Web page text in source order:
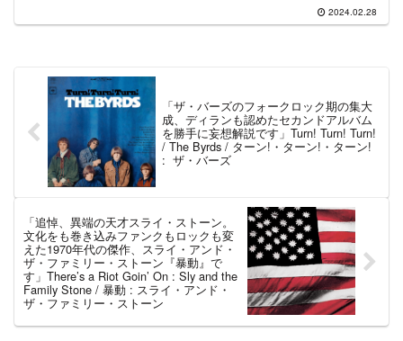
2024.02.28
「ザ・バーズのフォークロック期の集大
成、ディランも認めたセカンドアルバム
を勝手に妄想解説です」Turn! Turn! Turn!
/ The Byrds / ターン!・ターン!・ターン!
: ザ・バーズ
「追悼、異端の天才スライ・ストーン。
文化をも巻き込みファンクもロックも変
えた1970年代の傑作、スライ・アンド・
ザ・ファミリー・ストーン『暴動』で
す」There’s a Riot Goin’ On : Sly and the
Family Stone / 暴動 : スライ・アンド・
ザ・ファミリー・ストーン